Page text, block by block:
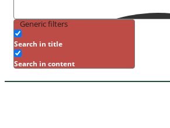
Generic filters
Search in title
Search in content